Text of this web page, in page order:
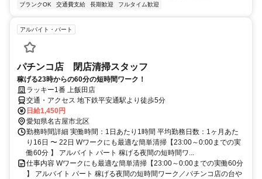
ブランクOK
交通費支給 長期歓迎 フルタイム歓迎
アルバイト・パート
パチンコ店 閉店清掃スタッフ
稼げる23時からの60分の短時間ワーク！
ラッキー1番 上飯田店
交通・アクセス 地下鉄平安通駅より徒歩5分
日給1,450円
愛知県名古屋市北区
勤務時間詳細 実働時間：1日あたり1時間 平均勤務日数：1ヶ月あた
り16日 〜 22日 Wワークにも最適な簡単清掃【23:00～0:00までの実
働60分 】 アルバイト パート 稼げる夜間の短時間ワ...
仕事内容 Wワークにも最適な簡単清掃【23:00～0:00までの実働60分
】 アルバイト パート 稼げる夜間の短時間ワーク／パチンコ店の台や